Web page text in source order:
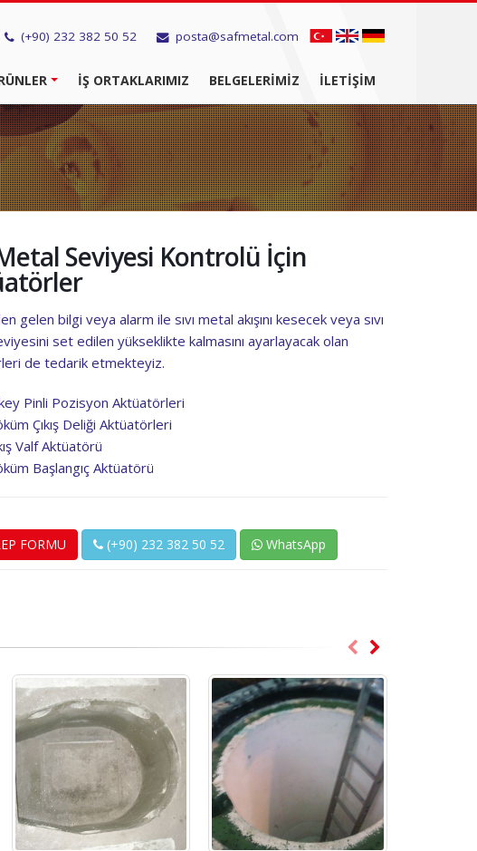
(+90) 232 382 50 52 posta@safmetal.com
İŞ ORTAKLARIMIZ BELGELERIMIZ İLETIŞIM
Metal Seviyesi Kontrolü İçin
gelen bilgi veya alarm ile sıvı metal akışını kesecek veya sıvı
set edilen yükseklikte kalmasını ayarlayacak olan
de tedarik etmekteyiz.
Pinli Pozisyon Aktüatörleri
Çıkış Deliği Aktüatörleri
Valf Aktüatörü
Başlangıç Aktüatörü
FORMU (+90) 232 382 50 52 WhatsApp